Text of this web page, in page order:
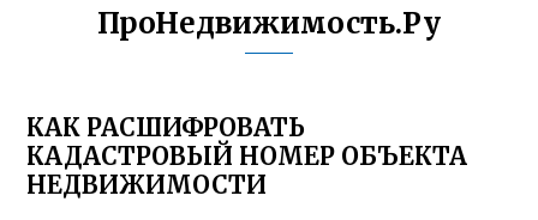
ПроНедвижимость.Ру
КАК РАСШИФРОВАТЬ
КАДАСТРОВЫЙ НОМЕР ОБЪЕКТА
НЕДВИЖИМОСТИ